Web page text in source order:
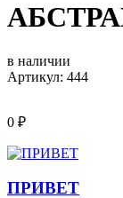
в наличии
Артикул: 444
0 ₽
ПРИВЕТ